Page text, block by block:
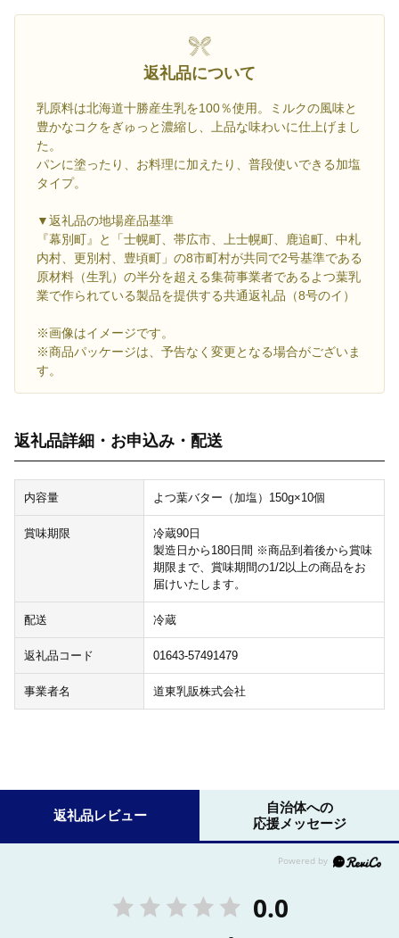
返礼品について
乳原料は北海道十勝産生乳を100％使用。ミルクの風味と
豊かなコクをぎゅっと濃縮し、上品な味わいに仕上げまし
た。
パンに塗ったり、お料理に加えたり、普段使いできる加塩
タイプ。
▼返礼品の地場産品基準
『幕別町』と「士幌町、帯広市、上士幌町、鹿追町、中札
内村、更別村、豊頃町」の8市町村が共同で2号基準である
原材料（生乳）の半分を超える集荷事業者であるよつ葉乳
業で作られている製品を提供する共通返礼品（8号のイ）
※画像はイメージです。
※商品パッケージは、予告なく変更となる場合がございま
す。
返礼品詳細・お申込み・配送
内容量 よつ葉バター（加塩）150g×10個
賞味期限
冷蔵90日
製造日から180日間 ※商品到着後から賞味
期限まで、賞味期間の1/2以上の商品をお
届けいたします。
配送 冷蔵
返礼品コード 01643-57491479
事業者名 道東乳販株式会社
返礼品レビュー
自治体への
応援メッセージ
0.0